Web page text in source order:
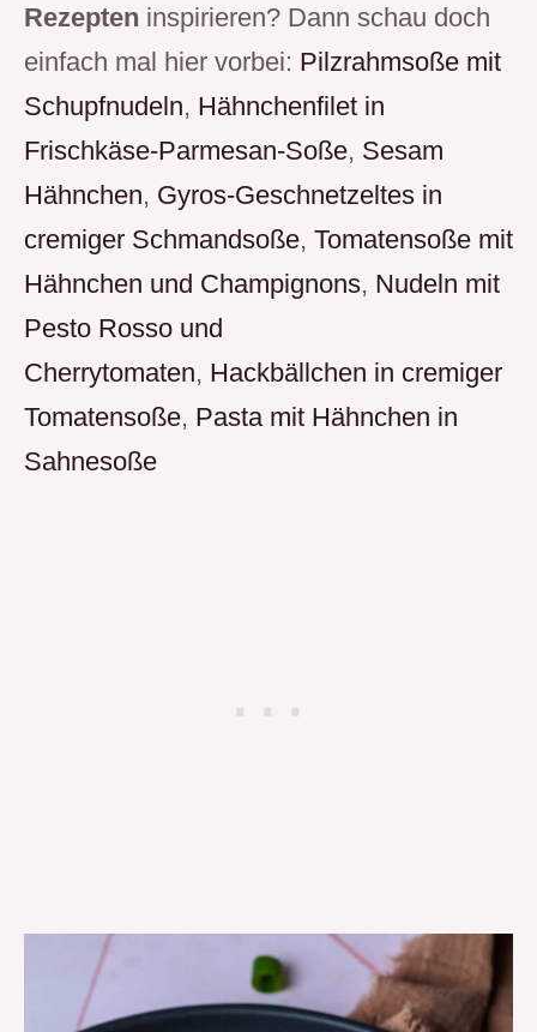
Rezepten inspirieren? Dann schau doch
einfach mal hier vorbei: Pilzrahmsoße mit
Schupfnudeln, Hähnchenfilet in
Frischkäse-Parmesan-Soße, Sesam
Hähnchen, Gyros-Geschnetzeltes in
cremiger Schmandsoße, Tomatensoße mit
Hähnchen und Champignons, Nudeln mit
Pesto Rosso und
Cherrytomaten, Hackbällchen in cremiger
Tomatensoße, Pasta mit Hähnchen in
Sahnesoße